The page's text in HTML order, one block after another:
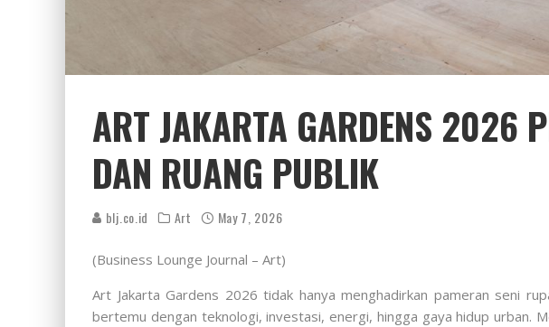
ART JAKARTA GARDENS 2026
DAN RUANG PUBLIK
blj.co.id Art May 7, 2026
(Business Lounge Journal – Art)
Art Jakarta Gardens 2026 tidak hanya menghadirkan pameran seni
bertemu dengan teknologi, investasi, energi, hingga gaya hidup urban.